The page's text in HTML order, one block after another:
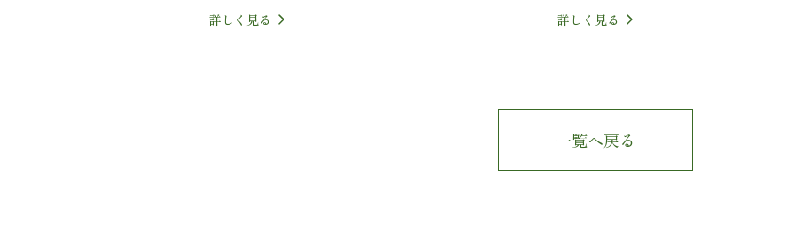
詳しく見る 詳しく見る
一覧へ戻る